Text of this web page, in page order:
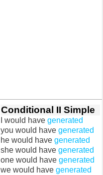
Conditional II Simple
I would have generated
you would have generated
he would have generated
she would have generated
one would have generated
we would have generated